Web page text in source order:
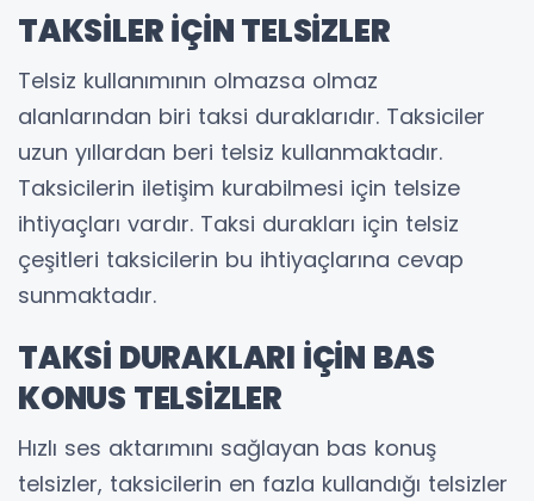
TAKSİLER İÇİN TELSİZLER
Telsiz kullanımının olmazsa olmaz
alanlarından biri taksi duraklarıdır. Taksiciler
uzun yıllardan beri telsiz kullanmaktadır.
Taksicilerin iletişim kurabilmesi için telsize
ihtiyaçları vardır. Taksi durakları için telsiz
çeşitleri taksicilerin bu ihtiyaçlarına cevap
sunmaktadır.
TAKSİ DURAKLARI İÇİN BAS
KONUS TELSİZLER
Hızlı ses aktarımını sağlayan bas konuş
telsizler, taksicilerin en fazla kullandığı telsizler